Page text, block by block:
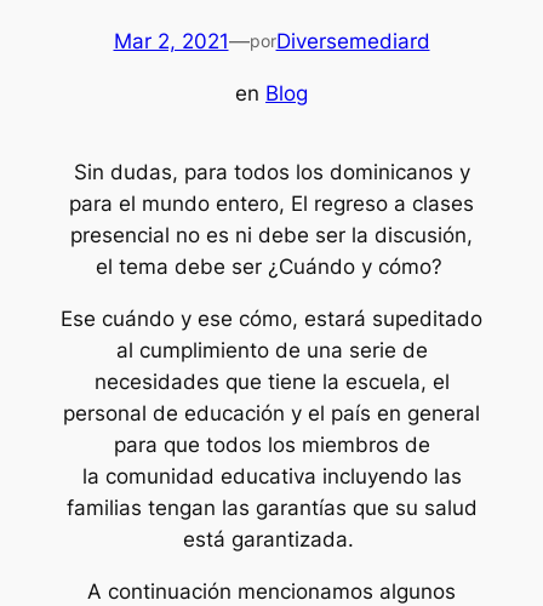
Mar 2, 2021—porDiversemediard
en Blog
Sin dudas, para todos los dominicanos y
para el mundo entero, El regreso a clases
presencial no es ni debe ser la discusión,
el tema debe ser ¿Cuándo y cómo?
Ese cuándo y ese cómo, estará supeditado
al cumplimiento de una serie de
necesidades que tiene la escuela, el
personal de educación y el país en general
para que todos los miembros de
la comunidad educativa incluyendo las
familias tengan las garantías que su salud
está garantizada.
A continuación mencionamos algunos